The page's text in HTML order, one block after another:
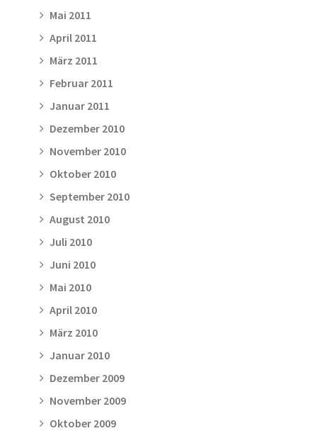
Mai 2011
April 2011
März 2011
Februar 2011
Januar 2011
Dezember 2010
November 2010
Oktober 2010
September 2010
August 2010
Juli 2010
Juni 2010
Mai 2010
April 2010
März 2010
Januar 2010
Dezember 2009
November 2009
Oktober 2009